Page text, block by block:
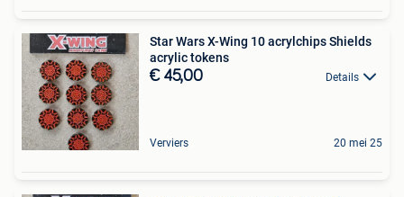
Star Wars X-Wing 10 acrylchips Shields
acrylic tokens
€ 45,00 Details
Verviers 20 mei 25